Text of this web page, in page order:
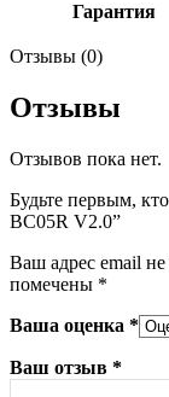
Гарантия
Отзывы (0)
Отзывы
Отзывов пока нет.
Будьте первым,
BC05R V2.0”
Ваш адрес email не
помечены *
Ваша оценка *
Ваш отзыв *